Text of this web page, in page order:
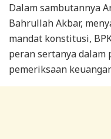
Dalam sambutannya
Bahrullah Akbar,
mandat konstitusi,
peran sertanya
pemeriksaan